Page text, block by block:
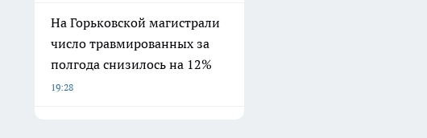
На Горьковской магистрали
число травмированных за
полгода снизилось на 12%
19:28